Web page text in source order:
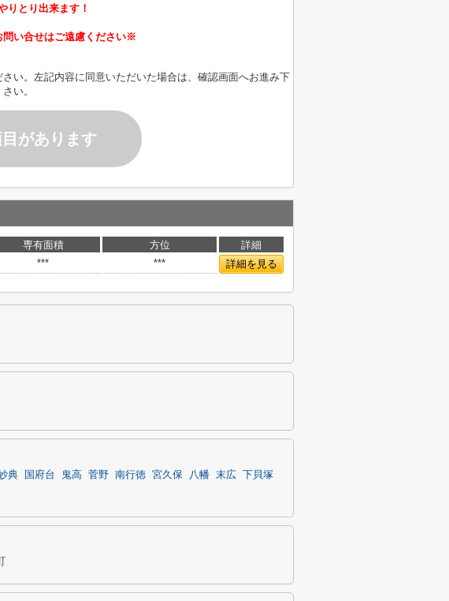
りとり出来ます！
い合せはご遠慮ください※
さい。左記内容に同意いただいた場合は、確認画面へお進み下
さい。
があります
専有面積 方位
詳細
*** *** 詳細を見る
典 国府台 鬼高 菅野 南行徳 宮久保 八幡 末広
下貝塚